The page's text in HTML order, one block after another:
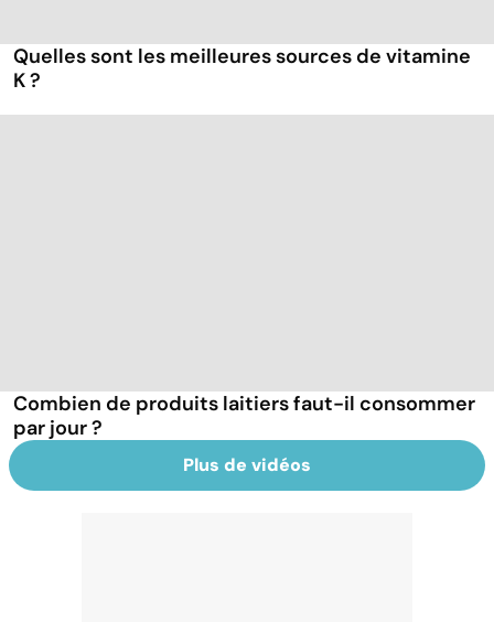
Quelles sont les meilleures sources de vitamine
K ?
Combien de produits laitiers faut-il consommer
par jour ?
Plus de vidéos